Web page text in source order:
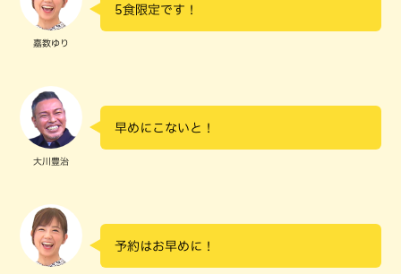
嘉数ゆり
5食限定です！
大川豊治
早めにこないと！
予約はお早めに！